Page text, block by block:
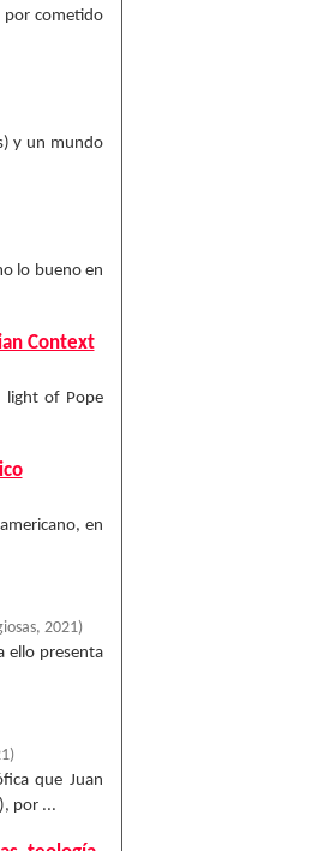
por cometido
y un mundo
lo bueno en
Context
light of Pope
en
, 2021)
ello presenta
)
que Juan
por ...